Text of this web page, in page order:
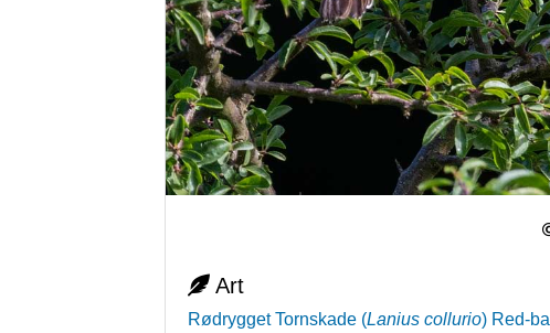
Art
Rødrygget Tornskade (Lanius collurio) Red-